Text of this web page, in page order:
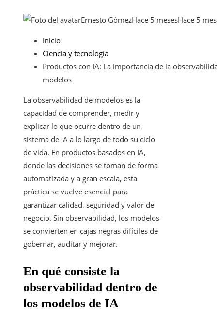
Ernesto GómezHace 5 mesesHace 5
Inicio
Ciencia y tecnología
Productos con IA: La importancia de la
modelos
La observabilidad de modelos es la
capacidad de comprender, medir y
explicar lo que ocurre dentro de un
sistema de IA a lo largo de todo su ciclo
de vida. En productos basados en IA,
donde las decisiones se toman de forma
automatizada y a gran escala, esta
práctica se vuelve esencial para
garantizar calidad, seguridad y valor de
negocio. Sin observabilidad, los modelos
se convierten en cajas negras difíciles de
gobernar, auditar y mejorar.
En qué consiste la
observabilidad dentro de
los modelos de IA